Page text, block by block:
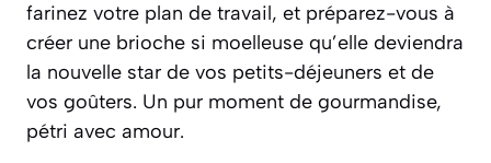
farinez votre plan de travail, et préparez-vous à
créer une brioche si moelleuse qu’elle deviendra
la nouvelle star de vos petits-déjeuners et de
vos goûters. Un pur moment de gourmandise,
pétri avec amour.